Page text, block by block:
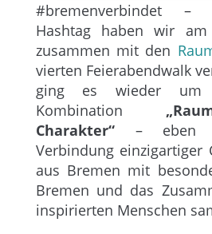
#bremenverbindet –
Hashtag haben wir am
zusammen mit den
vierten Feierabendwalk
ging es wieder um
Kombination
Charakter“– eben
Verbindung einzigartiger
aus Bremen mit
Bremen und das
inspirierten Menschen